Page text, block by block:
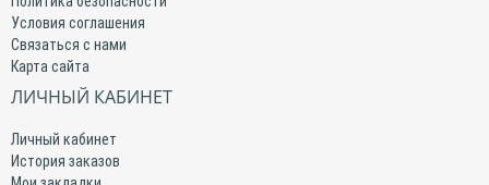
Условия соглашения
Связаться с нами
Карта сайта
ЛИЧНЫЙ КАБИНЕТ
Личный кабинет
История заказов